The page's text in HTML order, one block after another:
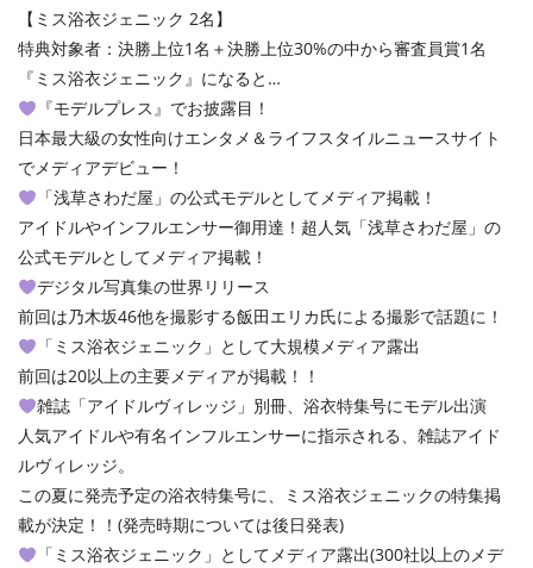
【ミス浴衣ジェニック 2名】
特典対象者：決勝上位1名＋決勝上位30%の中から審査員賞1名
『ミス浴衣ジェニック』になると…
『モデルプレス』でお披露目！
日本最大級の女性向けエンタメ＆ライフスタイルニュースサイト
でメディアデビュー！
「浅草さわだ屋」の公式モデルとしてメディア掲載！
アイドルやインフルエンサー御用達！超人気「浅草さわだ屋」の
公式モデルとしてメディア掲載！
デジタル写真集の世界リリース
前回は乃木坂46他を撮影する飯田エリカ氏による撮影で話題に！
「ミス浴衣ジェニック」として大規模メディア露出
前回は20以上の主要メディアが掲載！！
雑誌「アイドルヴィレッジ」別冊、浴衣特集号にモデル出演
人気アイドルや有名インフルエンサーに指示される、雑誌アイド
ルヴィレッジ。
この夏に発売予定の浴衣特集号に、ミス浴衣ジェニックの特集掲
載が決定！！(発売時期については後日発表)
「ミス浴衣ジェニック」としてメディア露出(300社以上のメデ